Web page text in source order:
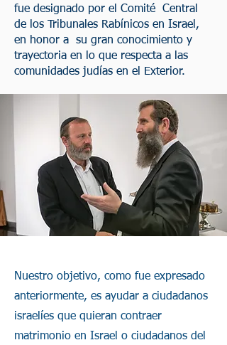
fue designado por el Comité Central
de los Tribunales Rabínicos en Israel,
en honor a su gran conocimiento y
trayectoria en lo que respecta a las
comunidades judías en el Exterior.
Nuestro objetivo, como fue expresado
anteriormente, es ayudar a ciudadanos
israelíes que quieran contraer
matrimonio en Israel o ciudadanos del